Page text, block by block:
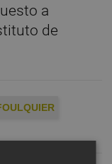
a
de